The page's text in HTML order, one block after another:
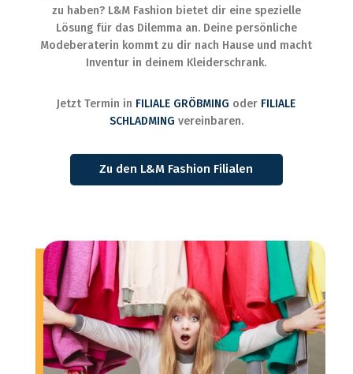
zu haben? L&M Fashion bietet dir eine spezielle
Lösung für das Dilemma an. Deine persönliche
Modeberaterin kommt zu dir nach Hause und macht
Inventur in deinem Kleiderschrank.
Jetzt Termin in FILIALE GRÖBMING oder FILIALE
SCHLADMING vereinbaren.
Zu den L&M Fashion Filialen